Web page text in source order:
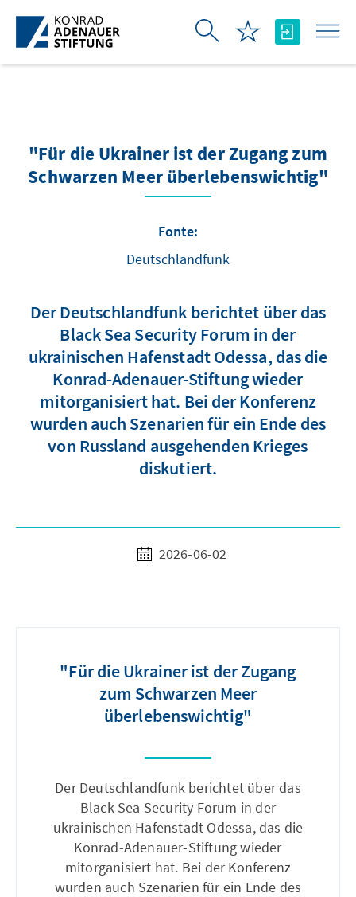
Skip to Main Content
"Für die Ukrainer ist der Zugang zum
Schwarzen Meer überlebenswichtig"
Fonte:
Deutschlandfunk
Der Deutschlandfunk berichtet über das
Black Sea Security Forum in der
ukrainischen Hafenstadt Odessa, das die
Konrad-Adenauer-Stiftung wieder
mitorganisiert hat. Bei der Konferenz
wurden auch Szenarien für ein Ende des
von Russland ausgehenden Krieges
diskutiert.
2026-06-02
"Für die Ukrainer ist der Zugang
zum Schwarzen Meer
überlebenswichtig"
Der Deutschlandfunk berichtet über das
Black Sea Security Forum in der
ukrainischen Hafenstadt Odessa, das die
Konrad-Adenauer-Stiftung wieder
mitorganisiert hat. Bei der Konferenz
wurden auch Szenarien für ein Ende des